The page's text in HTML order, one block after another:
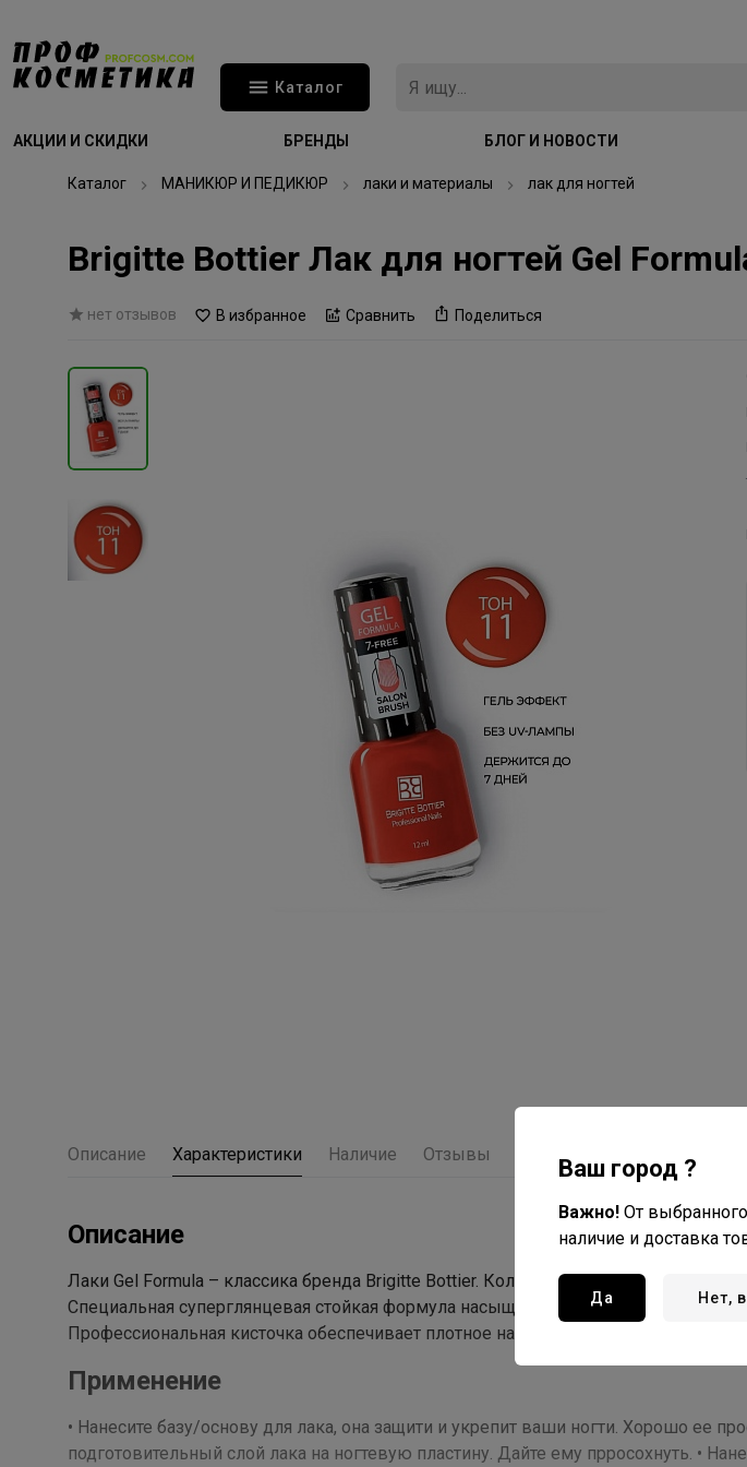
Каталог
АКЦИИ И СКИДКИ БРЕНДЫ БЛОГ И НОВОСТИ
Каталог МАНИКЮР И ПЕДИКЮР лаки и материалы лак для ногтей
Brigitte Bottier Лак для ногтей Gel
нет отзывов В избранное Сравнить Поделиться
Описание Характеристики Наличие Отзывы С этим товаром покупают
Описание
Лаки Gel Formula – классика бренда Brigitte Bottier. Коллекция лаков позволяет
Специальная суперглянцевая стойкая формула насыщенного цвета создает
Профессиональная кисточка обеспечивает плотное нанесение, некоторые тона
Применение
• Нанесите базу/основу для лака, она защити и укрепит ваши ногти. Хорошо ее
подготовительный слой лака на ногтевую пластину. Дайте ему прросохнуть. •
Ваш город ?
Важно! От
наличие и доставка
Да Нет,